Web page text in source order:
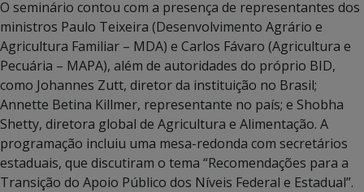
O seminário contou com a presença de representantes dos
ministros Paulo Teixeira (Desenvolvimento Agrário e
Agricultura Familiar – MDA) e Carlos Fávaro (Agricultura e
Pecuária – MAPA), além de autoridades do próprio BID,
como Johannes Zutt, diretor da instituição no Brasil;
Annette Betina Killmer, representante no país; e Shobha
Shetty, diretora global de Agricultura e Alimentação. A
programação incluiu uma mesa-redonda com secretários
estaduais, que discutiram o tema “Recomendações para a
Transição do Apoio Público dos Níveis Federal e Estadual”.